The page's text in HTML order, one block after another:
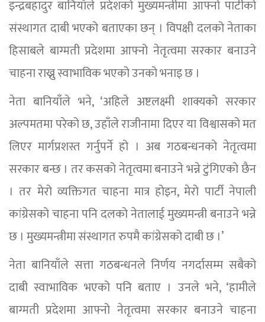
इन्द्रबहादुर बानियाँले प्रदेशको मुख्यमन्त्रीमा आफ्नो पार्टीको
संस्थागत दाबी भएको बताएका छन् । विपक्षी दलको नेताका
हिसाबले बाग्मती प्रदेशमा आफ्नो नेतृत्वमा सरकार बनाउने
चाहना राख्नु स्वाभाविक भएको उनको भनाइ छ ।
नेता बानियाँले भने, ‘अहिले अष्टलक्ष्मी शाक्यको सरकार
अल्पमतमा परेको छ, उहाँले राजीनामा दिएर या विश्वासको मत
लिएर मार्गप्रशस्त गर्नुपर्ने हो । अब गठबन्धनको नेतृत्वमा
सरकार बन्छ । तर कसको नेतृत्वमा बनाउने भन्ने टुंगिएको छैन
। तर मेरो व्यक्तिगत चाहना मात्र होइन, मेरो पार्टी नेपाली
कांग्रेसको चाहना पनि दलको नेतालाई मुख्यमन्त्री बनाउने भन्ने
छ । मुख्यमन्त्रीमा संस्थागत रुपमै कांग्रेसको दाबी छ ।’
नेता बानियाँले सत्ता गठबन्धनले निर्णय नगर्दासम्म सबैको
दाबी स्वाभाविक भएको पनि बताए । उनले भने, ‘हामीले
बाग्मती प्रदेशमा आफ्नो नेतृत्वमा सरकार बनाउने चाहना